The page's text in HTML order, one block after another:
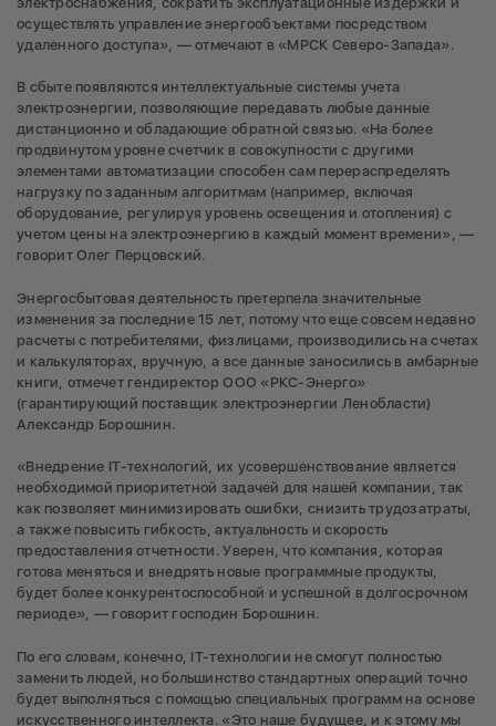
осуществлять управление энергообъектами посредством
удаленного доступа», — отмечают в «МРСК Северо-Запада».
В сбыте появляются интеллектуальные системы учета
электроэнергии, позволяющие передавать любые данные
дистанционно и обладающие обратной связью. «На более
продвинутом уровне счетчик в совокупности с другими
элементами автоматизации способен сам перераспределять
нагрузку по заданным алгоритмам (например, включая
оборудование, регулируя уровень освещения и отопления) с
учетом цены на электроэнергию в каждый момент времени», —
говорит Олег Перцовский.
Энергосбытовая деятельность претерпела значительные
изменения за последние 15 лет, потому что еще совсем недавно
расчеты с потребителями, физлицами, производились на счетах
и калькуляторах, вручную, а все данные заносились в амбарные
книги, отмечет гендиректор ООО «РКС-Энерго»
(гарантирующий поставщик электроэнергии Ленобласти)
Александр Борошнин.
«Внедрение IT-технологий, их усовершенствование является
необходимой приоритетной задачей для нашей компании, так
как позволяет минимизировать ошибки, снизить трудозатраты,
а также повысить гибкость, актуальность и скорость
предоставления отчетности. Уверен, что компания, которая
готова меняться и внедрять новые программные продукты,
будет более конкурентоспособной и успешной в долгосрочном
периоде», — говорит господин Борошнин.
По его словам, конечно, IT-технологии не смогут полностью
заменить людей, но большинство стандартных операций точно
будет выполняться с помощью специальных программ на основе
искусственного интеллекта. «Это наше будущее, и к этому мы